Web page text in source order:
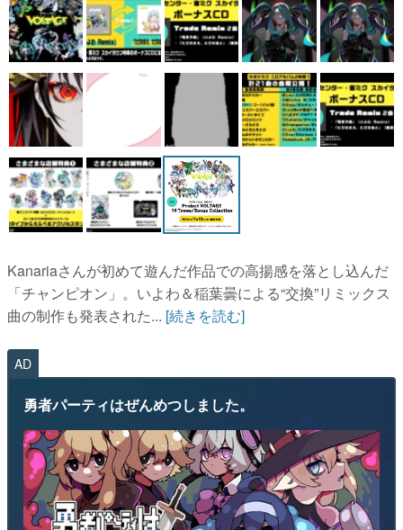
Kanariaさんが初めて遊んだ作品での高揚感を落とし込んだ
「チャンピオン」。いよわ＆稲葉曇による“交換”リミックス
曲の制作も発表された... [続きを読む]
AD
勇者パーティはぜんめつしました。